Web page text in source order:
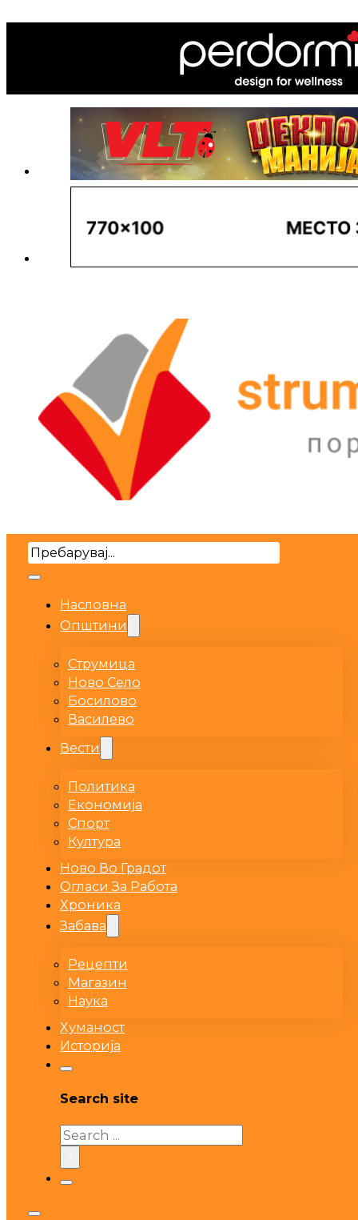
Search
Насловна
Општини
Струмица
Ново Село
Босилово
Василево
Вести
Политика
Економија
Спорт
Култура
Ново Во Градот
Огласи За Работа
Хроника
Забава
Рецепти
Магазин
Наука
Хуманост
Историја
Search site
Search